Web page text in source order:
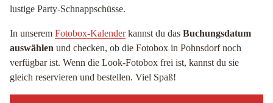
lustige Party-Schnappschüsse.
In unserem Fotobox-Kalenderkannst du das Buchungsdatum
auswählen und checken, ob die Fotobox in Pohnsdorf noch
verfügbar ist. Wenn die Look-Fotobox frei ist, kannst du sie
gleich reservieren und bestellen. Viel Spaß!